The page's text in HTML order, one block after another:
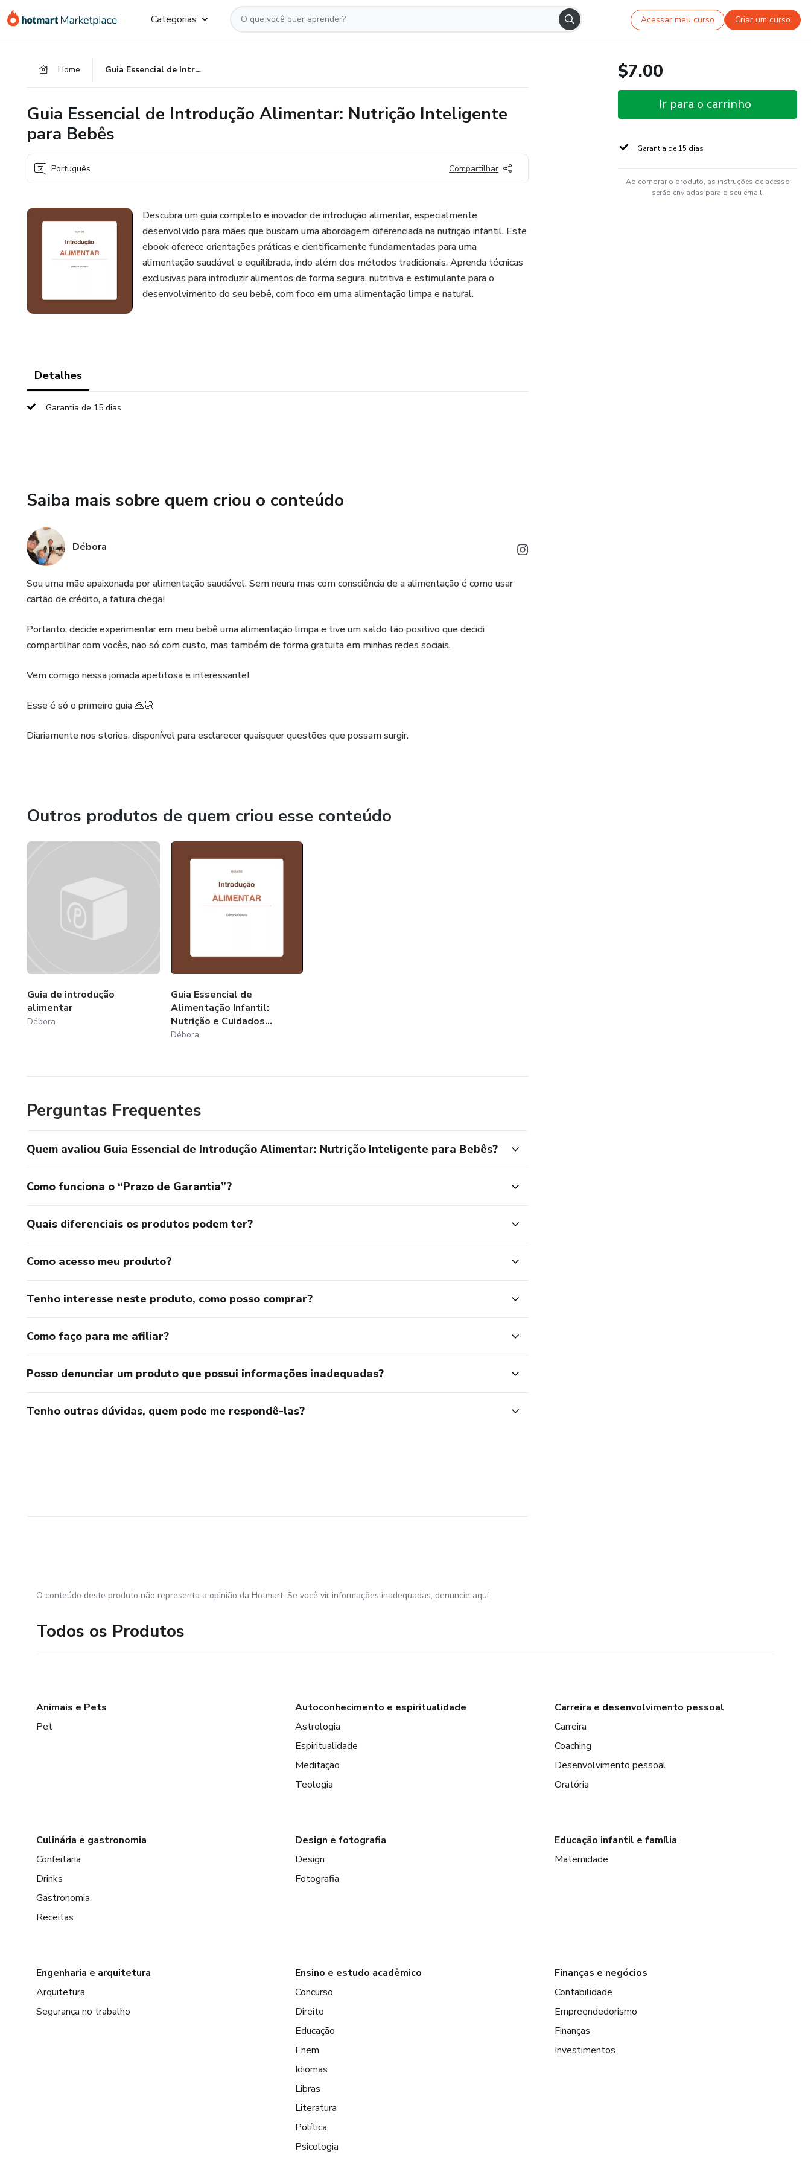
para
para
para
Categorias Acessar meu curso Criar um curso
Home Guia Essencial de Introdução Alimentar: Nutrição Inteligente para Bebês
Guia Essencial de Introdução Alimentar: Nutrição Inteligente
para Bebês
Português Compartilhar
Descubra um guia completo e inovador de introdução alimentar, especialmente
desenvolvido para mães que buscam uma abordagem diferenciada na nutrição infantil. Este
ebook oferece orientações práticas e cientificamente fundamentadas para uma
alimentação saudável e equilibrada, indo além dos métodos tradicionais. Aprenda técnicas
exclusivas para introduzir alimentos de forma segura, nutritiva e estimulante para o
desenvolvimento do seu bebê, com foco em uma alimentação limpa e natural.
Detalhes
Garantia de 15 dias
Saiba mais sobre quem criou o conteúdo
Débora
Sou uma mãe apaixonada por alimentação saudável. Sem neura mas com consciência de a alimentação é como usar
cartão de crédito, a fatura chega!
Portanto, decide experimentar em meu bebê uma alimentação limpa e tive um saldo tão positivo que decidi
compartilhar com vocês, não só com custo, mas também de forma gratuita em minhas redes sociais.
Vem comigo nessa jornada apetitosa e interessante!
Esse é só o primeiro guia 🙏🏻
Diariamente nos stories, disponível para esclarecer quaisquer questões que possam surgir.
Outros produtos de quem criou esse conteúdo
Guia de introdução
alimentar
Débora
Guia Essencial de
Alimentação Infantil:
Nutrição e Cuidados...
Débora
Perguntas Frequentes
Quem avaliou Guia Essencial de Introdução Alimentar: Nutrição Inteligente para Bebês?
Como funciona o “Prazo de Garantia”?
Quais diferenciais os produtos podem ter?
Como acesso meu produto?
Tenho interesse neste produto, como posso comprar?
Como faço para me afiliar?
Posso denunciar um produto que possui informações inadequadas?
Tenho outras dúvidas, quem pode me respondê-las?
$7.00
Ir para o carrinho
Garantia de 15 dias
Ao comprar o produto, as instruções de acesso
serão enviadas para o seu email.
O conteúdo deste produto não representa a opinião da Hotmart. Se você vir informações inadequadas, denuncie aqui
Todos os Produtos
Animais e Pets
Pet
Autoconhecimento e espiritualidade
Astrologia
Espiritualidade
Meditação
Teologia
Carreira e desenvolvimento pessoal
Carreira
Coaching
Desenvolvimento pessoal
Oratória
Culinária e gastronomia
Confeitaria
Drinks
Gastronomia
Receitas
Design e fotografia
Design
Fotografia
Educação infantil e família
Maternidade
Engenharia e arquitetura
Arquitetura
Segurança no trabalho
Ensino e estudo acadêmico
Concurso
Direito
Educação
Enem
Idiomas
Libras
Literatura
Política
Psicologia
Finanças e negócios
Contabilidade
Empreendedorismo
Finanças
Investimentos